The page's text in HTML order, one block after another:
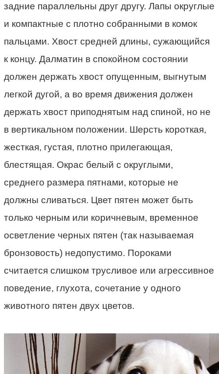
задние параллельны друг другу. Лапы округлые
и компактные с плотно собранными в комок
пальцами. Хвост средней длины, сужающийся
к концу. Далматин в спокойном состоянии
должен держать хвост опущенным, выгнутым
легкой дугой, а во время движения должен
держать хвост приподнятым над спиной, но не
в вертикальном положении. Шерсть короткая,
жесткая, густая, плотно прилегающая,
блестящая. Окрас белый с округлыми,
среднего размера пятнами, которые не
должны сливаться. Цвет пятен может быть
только черным или коричневым, временное
осветление черных пятен (так называемая
бронзовость) недопустимо. Пороками
считается слишком трусливое или агрессивное
поведение, глухота, сочетание у одного
животного пятен двух цветов.